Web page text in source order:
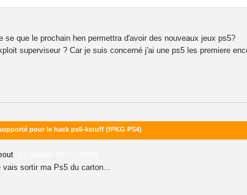
se que le prochain hen permettra d'avoir des nouveaux jeux ps5?
superviseur ? Car je suis concerné j'ai une ps5 les premiere
pour le hack ps5-kstuff (fPKG PS4)
-
vais sortir ma Ps5 du carton...